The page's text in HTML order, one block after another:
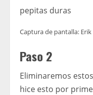
pepitas duras
Captura de pantalla: Erik
Paso 2
Eliminaremos
hice esto por